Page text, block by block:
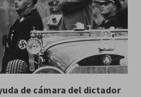
de cámara del dictador